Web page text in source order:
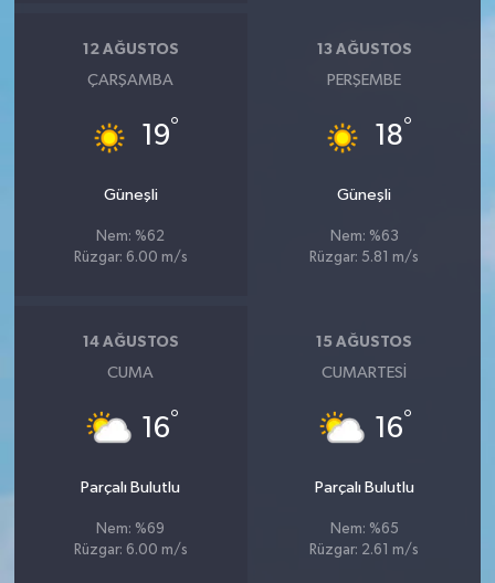
12 AĞUSTOS
ÇARŞAMBA
19°
Güneşli
Nem: %62
Rüzgar: 6.00 m/s
13 AĞUSTOS
PERŞEMBE
18°
Güneşli
Nem: %63
Rüzgar: 5.81 m/s
14 AĞUSTOS
CUMA
16°
Parçalı Bulutlu
Nem: %69
Rüzgar: 6.00 m/s
15 AĞUSTOS
CUMARTESI
16°
Parçalı Bulutlu
Nem: %65
Rüzgar: 2.61 m/s